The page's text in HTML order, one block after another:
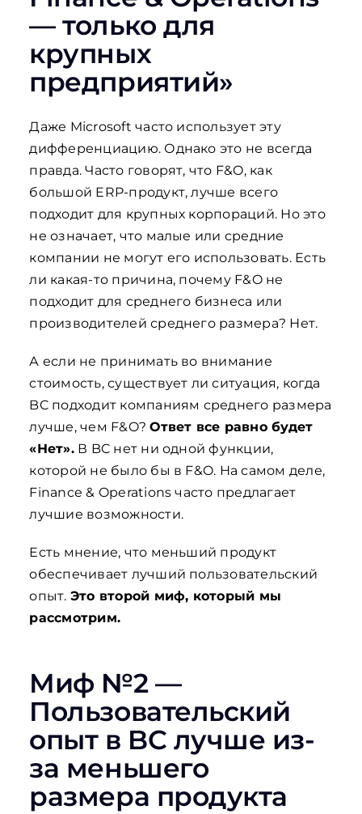
— только для
крупных
предприятий»
Даже Microsoft часто использует эту
дифференциацию. Однако это не всегда
правда. Часто говорят, что F&O, как
большой ERP-продукт, лучше всего
подходит для крупных корпораций. Но это
не означает, что малые или средние
компании не могут его использовать. Есть
ли какая-то причина, почему F&O не
подходит для среднего бизнеса или
производителей среднего размера? Нет.
А если не принимать во внимание
стоимость, существует ли ситуация, когда
BC подходит компаниям среднего размера
лучше, чем F&O?Ответ все равно будет
«Нет».В BC нет ни одной функции,
которой не было бы в F&O. На самом деле,
Finance & Operations часто предлагает
лучшие возможности.
Есть мнение, что меньший продукт
обеспечивает лучший пользовательский
опыт. Это второй миф, который мы
рассмотрим.
Миф №2 —
Пользовательский
опыт в BC лучше из-
за меньшего
размера продукта